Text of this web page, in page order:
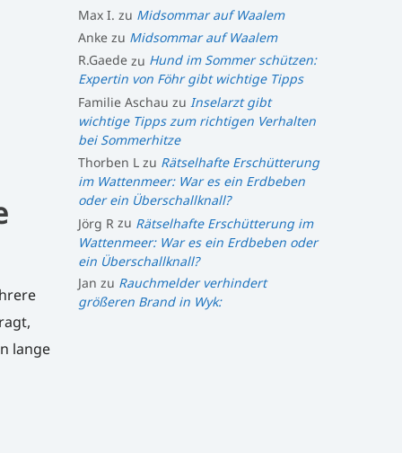
lange
Max I. zu Midsommar auf Waalem
Ankezu Midsommar auf Waalem
R.Gaedezu Hund im Sommer schützen:
Expertin von Föhr gibt wichtige Tipps
Familie Aschau zu Inselarzt gibt
wichtige Tipps zum richtigen Verhalten
bei Sommerhitze
Thorben Lzu Rätselhafte Erschütterung
im Wattenmeer: War es ein Erdbeben
oder ein Überschallknall?
Jörg R zu Rätselhafte Erschütterung im
Wattenmeer: War es ein Erdbeben oder
ein Überschallknall?
Jan zu Rauchmelder verhindert
größeren Brand in Wyk: